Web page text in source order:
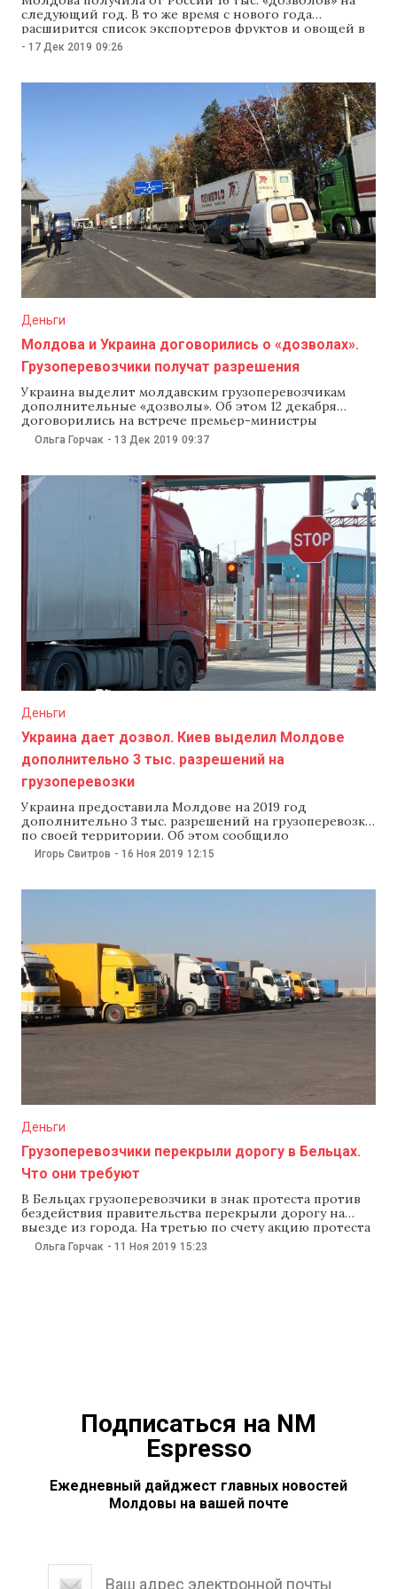
следующий год. В то же время с нового года
расширится список экспортеров фруктов и овощей в
Россию. Об этом на встрече в Москве договорились
министры сельского хозяйства Молдовы и России
Facebook 16 декабря президент
- 17 Дек 2019 09:26
Деньги
Молдова и Украина договорились о «дозволах».
Грузоперевозчики получат разрешения
Украина выделит молдавским грузоперевозчикам
дополнительные «дозволы». Об этом 12 декабря
договорились на встрече премьер-министры
Молдовы и Украины Ион Кику и Алексей Гончарук,
сообщает министерство экономики. По данным
присутствовал и министр экономики Анатол Усатый.
Стороны обсудили, в частности, выдачу двусторонних
разрешений на перевозку товаров. Кику отметил, что
Ольга Горчак - 13 Дек 2019 09:37
Деньги
Украина дает дозвол. Киев выделил Молдове
дополнительно 3 тыс. разрешений на
грузоперевозки
Украина предоставила Молдове на 2019 год
дополнительно 3 тыс. разрешений на грузоперевозки
по своей территории. Об этом сообщило
Национальное агентство автомобильного транспорта
(ANTA), передает Moldpres. Разрешения на перевозки
будут выдавать транспортным компаниям по одному
Игорь Свитров - 16 Ноя 2019 12:15
Деньги
Грузоперевозчики перекрыли дорогу в Бельцах.
Что они требуют
В Бельцах грузоперевозчики в знак протеста против
бездействия правительства перекрыли дорогу на
выезде из города. На третью по счету акцию протеста
вышли транспортники с севера Молдовы. Они
перегородили дорогу. Из-за этого на дороге по
Ольга Горчак - 11 Ноя 2019 15:23
Подписаться на NM
Espresso
Ежедневный дайджест главных новостей
Молдовы на вашей почте